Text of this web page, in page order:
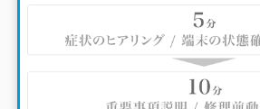
スマートフォンのことでお困りの際は